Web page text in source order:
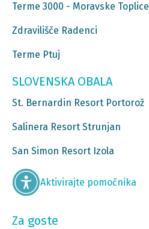
Terme 3000 - Moravske Toplice
Zdravilišče Radenci
Terme Ptuj
SLOVENSKA OBALA
St. Bernardin Resort Portorož
Salinera Resort Strunjan
San Simon Resort Izola
Aktivirajte pomočnika
Za goste